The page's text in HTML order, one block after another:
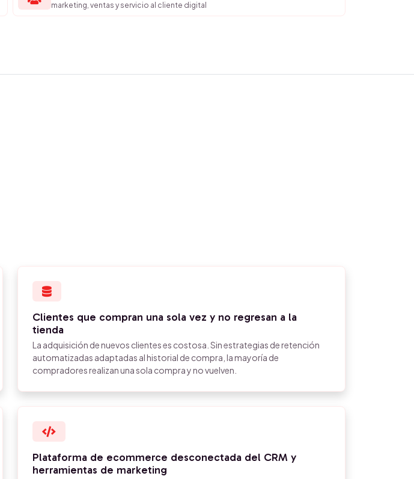
marketing, ventas y servicio al cliente digital
Clientes que compran una sola vez y no regresan a la
tienda
La adquisición de nuevos clientes es costosa. Sin estrategias de retención
automatizadas adaptadas al historial de compra, la mayoría de
compradores realizan una sola compra y no vuelven.
Plataforma de ecommerce desconectada del CRM y
herramientas de marketing